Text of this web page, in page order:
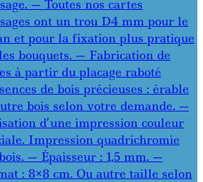
— Toutes nos cartes
ont un trou D4 mm pour le
et pour la fixation plus pratique
bouquets. — Fabrication de
à partir du placage raboté
de bois précieuses : érable
bois selon votre demande. —
d’une impression couleur
Impression quadrichromie
— Épaisseur : 1,5 mm. —
: 8×8 cm. Ou autre taille selon